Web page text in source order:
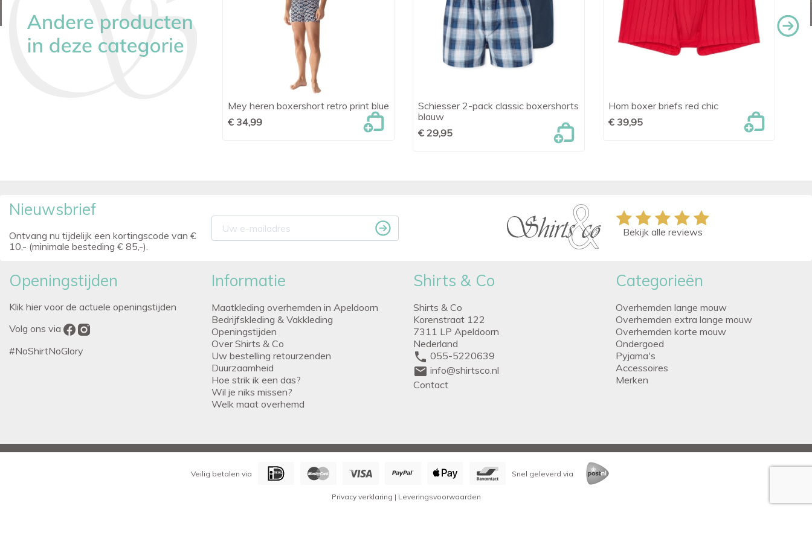
 Snel bekijken
Mey heren boxershort retro print blue
€ 34,99
 Snel bekijken
Schiesser 2-pack classic boxershorts
blauw
€ 29,95
 Snel bekijken
Hom boxer briefs red chic
€ 39,95
Nieuwsbrief
Ontvang nu tijdelijk een kortingscode van €
10,- (minimale besteding € 85,-).
Bekijk alle reviews
Openingstijden
Klik hier voor de actuele openingstijden
Volg ons via
#NoShirtNoGlory
Informatie
Maatkleding overhemden in Apeldoorn
Bedrijfskleding & Vakkleding
Openingstijden
Over Shirts & Co
Uw bestelling retourzenden
Duurzaamheid
Hoe strik ik een das?
Wil je niks missen?
Welk maat overhemd
Shirts & Co
Shirts & Co
Korenstraat 122
7311 LP Apeldoorn
Nederland
phone 055-5220639
mail info@shirtsco.nl
Contact
Categorieën
Overhemden lange mouw
Overhemden extra lange mouw
Overhemden korte mouw
Ondergoed
Pyjama's
Accessoires
Merken
Veilig betalen via Snel geleverd via
Privacy verklaring | Leveringsvoorwaarden